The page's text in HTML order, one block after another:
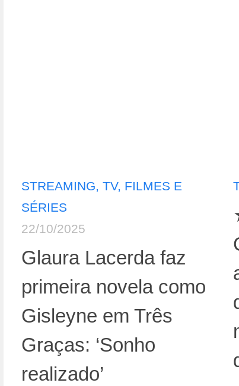
STREAMING, TV, FILMES E
SÉRIES
22/10/2025
Glaura Lacerda faz
primeira novela como
Gisleyne em Três
Graças: ‘Sonho
realizado’